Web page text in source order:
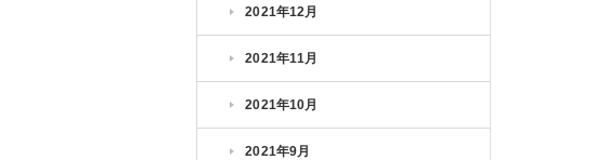
2021年12月
2021年11月
2021年10月
2021年9月